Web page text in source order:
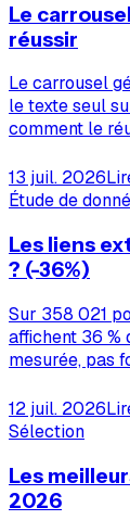
Le
réussir
Le carrousel
le texte seul
comment le
13 juil. 2026
Étude de
Les liens
? (-36%)
Sur 358 021
affichent 36 %
mesurée, pas
12 juil. 2026
Sélection
Les
2026